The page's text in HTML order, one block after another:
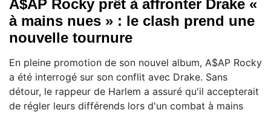
A$AP Rocky prêt à affronter Drake «
à mains nues » : le clash prend une
nouvelle tournure
En pleine promotion de son nouvel album, A$AP Rocky
a été interrogé sur son conflit avec Drake. Sans
détour, le rappeur de Harlem a assuré qu'il accepterait
de régler leurs différends lors d'un combat à mains